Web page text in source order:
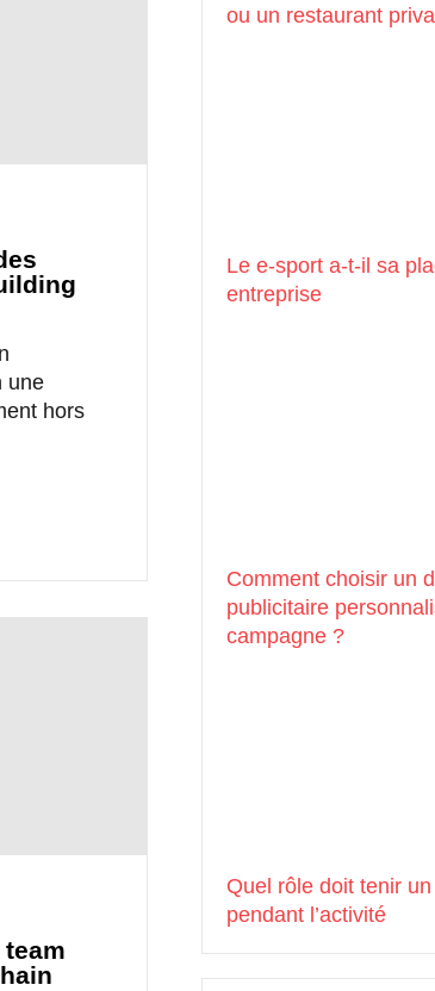
une
hors
ou un restaurant
Le e-sport a-t-il sa
entreprise
Comment choisir un
publicitaire
campagne ?
Quel rôle doit tenir
pendant l’activité